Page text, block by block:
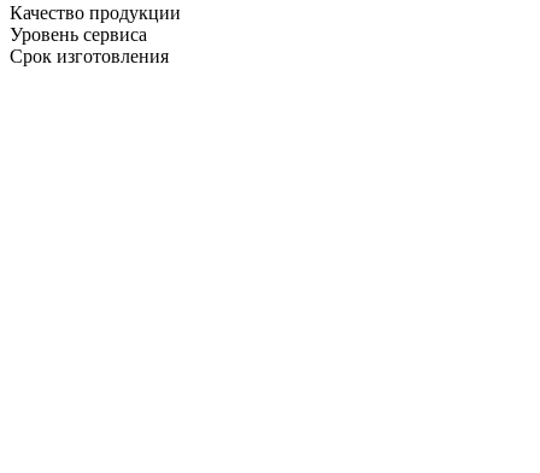
Качество продукции
Уровень сервиса
Срок изготовления